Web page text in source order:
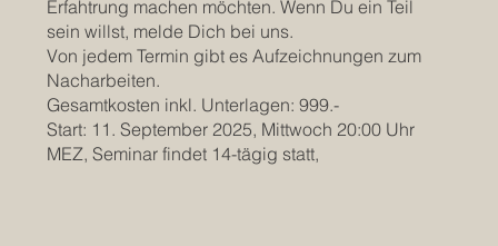
Erfahtrung machen möchten. Wenn Du ein Teil
sein willst, melde Dich bei uns.
Von jedem Termin gibt es Aufzeichnungen zum
Nacharbeiten.
Gesamtkosten inkl. Unterlagen: 999.-
Start: 11. September 2025, Mittwoch 20:00 Uhr
MEZ, Seminar findet 14-tägig statt,